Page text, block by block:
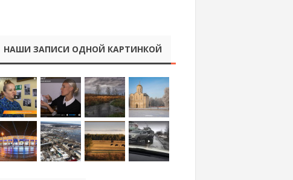
НАШИ ЗАПИСИ ОДНОЙ КАРТИНКОЙ